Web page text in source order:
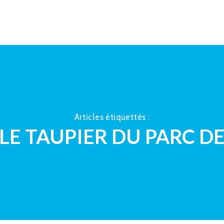
Articles étiquettés :
TAUPIER DU PARC DE